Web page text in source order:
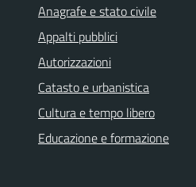
Anagrafe e stato civile
Appalti pubblici
Autorizzazioni
Catasto e urbanistica
Cultura e tempo libero
Educazione e formazione